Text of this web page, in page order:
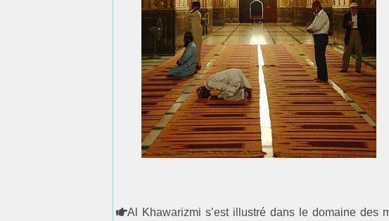
Al Khawarizmi s’est illustré dans le domaine des